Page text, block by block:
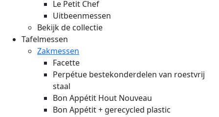
Le Petit Chef
Uitbeenmessen
Bekijk de collectie
Tafelmessen
Zakmessen
Facette
Perpétue bestekonderdelen van roestvrij
staal
Bon Appétit Hout Nouveau
Bon Appétit + gerecycled plastic